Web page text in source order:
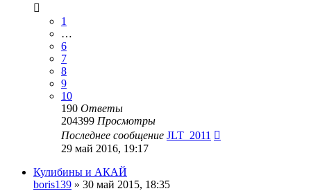
1
…
6
7
8
9
10
190 Ответы
204399 Просмотры
Последнее сообщение JLT_2011
29 май 2016, 19:17
Кулибины и АКАЙ
boris139 » 30 май 2015, 18:35